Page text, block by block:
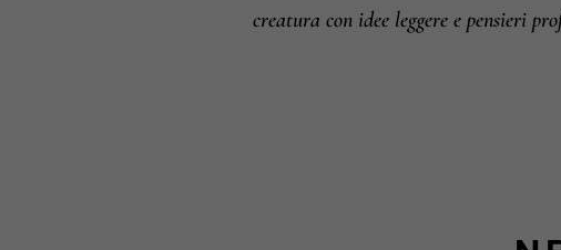
creatura con idee leggere e pensieri